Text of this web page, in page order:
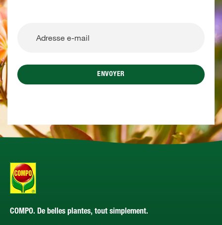
ENVOYER
COMPO. De belles plantes, tout simplement.